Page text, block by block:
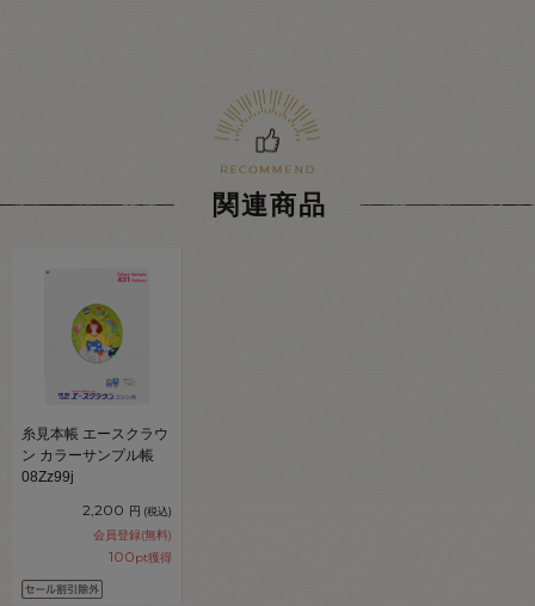
関連商品
糸見本帳 エースクラウ
ン カラーサンプル帳
08Zz99j
2,200 円 (税込)
会員登録(無料)
100pt獲得